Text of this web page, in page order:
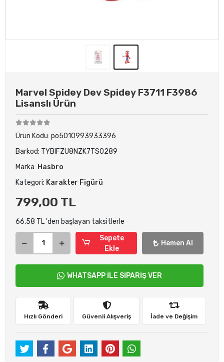
Marvel Spidey Dev Spidey F3711 F3986
Lisanslı Ürün
Ürün Kodu: po5010993933396
Barkod: TYBIFZU8NZK7TS0289
Marka: Hasbro
Kategori: Karakter Figürü
799,00 TL
66,58 TL 'den başlayan taksitlerle
Sepete
Ekle
Hemen Al
WHATSAPP İLE SİPARİŞ VER
Hızlı Gönderi Güvenli Alışveriş İade ve Değişim